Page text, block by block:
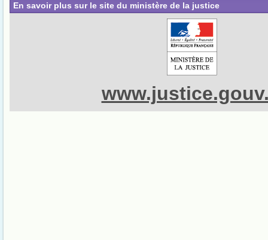
En savoir plus sur le site du ministère de la justice